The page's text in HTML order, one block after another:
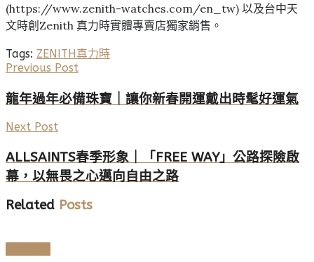
(https://www.zenith-watches.com/en_tw) 以及台中天
文時創Zenith 真力時實體專賣店獨家銷售。
Tags: ZENITH 真力時
Previous Post
龍年過年必備珠寶｜讓你新春開運戴出時髦好運氣
Next Post
ALLSAINTS春季形象｜「FREE WAY」公路探險啟
幕，以無畏之心邁向自由之路
Related Posts